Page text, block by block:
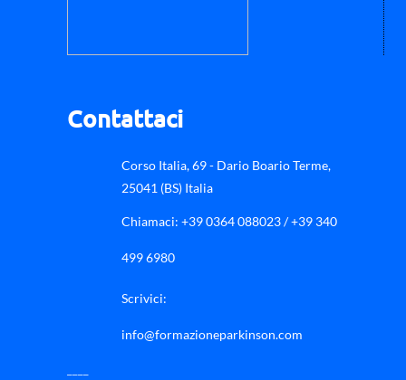
Contattaci
Corso Italia, 69 - Dario Boario Terme,
25041 (BS) Italia
Chiamaci: +39 0364 088023 / +39 340
499 6980
Scrivici:
info@formazioneparkinson.com